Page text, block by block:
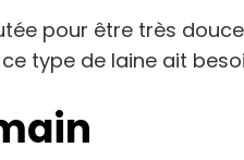
pour être très
type de laine ait